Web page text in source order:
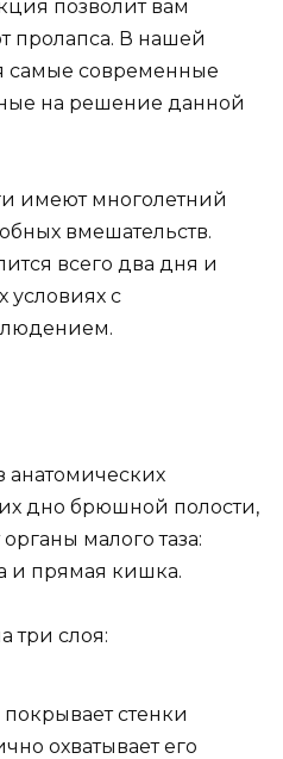
позволит вам
пролапса. В нашей
самые современные
на решение данной
имеют многолетний
вмешательств.
всего два дня и
условиях с
анатомических
дно брюшной полости,
малого таза:
и прямая кишка.
три слоя:
стенки
охватывает его